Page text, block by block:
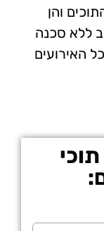
והן
ללא סכנה
האירועים